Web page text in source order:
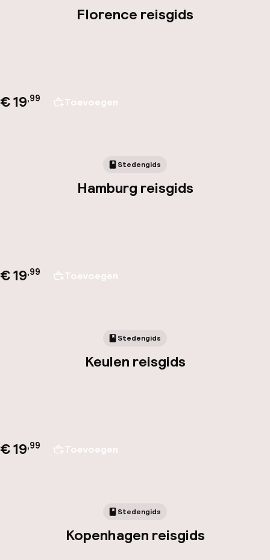
Florence reisgids
€ 19,99 Toevoegen
Stedengids
Hamburg reisgids
€ 19,99 Toevoegen
Stedengids
Keulen reisgids
€ 19,99 Toevoegen
Stedengids
Kopenhagen reisgids